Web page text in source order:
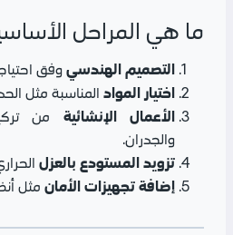
ما هي المراحل
التصميم الهندسي وفق
اختيار المواد المناسبة مثل
الأعمال الإنشائية من
والجدران.
تزويد المستودع بالعزل
إضافة تجهيزات الأمان مثل